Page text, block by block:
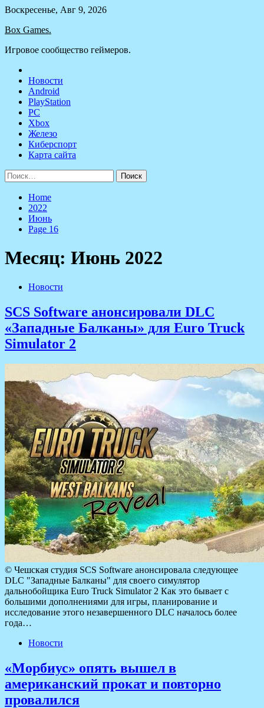
Skip
content
Воскресенье, Авг 9, 2026
Box Games.
Игровое сообщество геймеров.
Новости
Android
PlayStation
PC
Xbox
Железо
Киберспорт
Карта сайта
Найти:
Home
2022
Июнь
Page 16
Месяц: Июнь 2022
Новости
SCS Software анонсировали DLC
«Западные Балканы» для Euro Truck
Simulator 2
© Чешская студия SCS Software анонсировала следующее
DLC "Западные Балканы" для своего симулятор
дальнобойщика Euro Truck Simulator 2 Как это бывает с
большими дополнениями для игры, планирование и
исследование этого незавершенного DLC началось более
года…
Новости
«Морбиус» опять вышел в
американский прокат и повторно
провалился